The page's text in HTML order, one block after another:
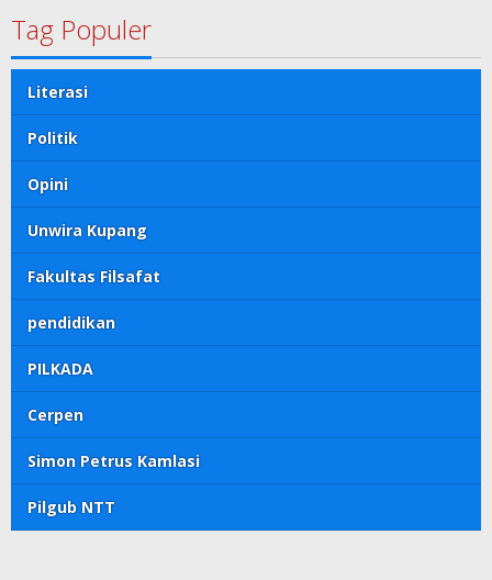
Tag Populer
Literasi
Politik
Opini
Unwira Kupang
Fakultas Filsafat
pendidikan
PILKADA
Cerpen
Simon Petrus Kamlasi
Pilgub NTT